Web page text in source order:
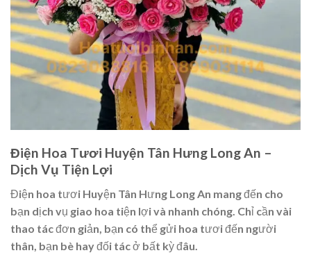
Điện Hoa Tươi Huyện Tân Hưng Long An –
Dịch Vụ Tiện Lợi
Điện hoa tươi Huyện Tân Hưng Long An mang đến cho
bạn dịch vụ giao hoa tiện lợi và nhanh chóng. Chỉ cần vài
thao tác đơn giản, bạn có thể gửi hoa tươi đến người
thân, bạn bè hay đối tác ở bất kỳ đâu.